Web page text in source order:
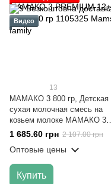
Видео
13
МАМАКО 3 800 гр, Детская
сухая молочная смесь на
козьем молоке МАМАКО 3
PREMIUM 12+ мес, 800 гр
1 685.60 грн 2 107.00 грн
Оптовые цены
Купить